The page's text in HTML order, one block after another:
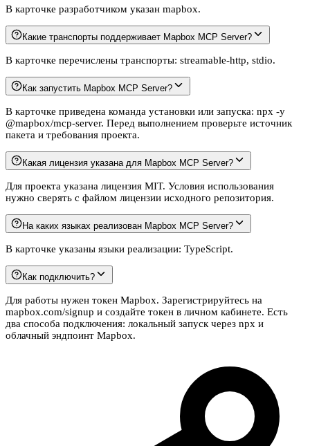
В карточке разработчиком указан mapbox.
Какие транспорты поддерживает Mapbox MCP Server?
В карточке перечислены транспорты: streamable-http, stdio.
Как запустить Mapbox MCP Server?
В карточке приведена команда установки или запуска: npx -y
@mapbox/mcp-server. Перед выполнением проверьте источник
пакета и требования проекта.
Какая лицензия указана для Mapbox MCP Server?
Для проекта указана лицензия MIT. Условия использования
нужно сверять с файлом лицензии исходного репозитория.
На каких языках реализован Mapbox MCP Server?
В карточке указаны языки реализации: TypeScript.
Как подключить?
Для работы нужен токен Mapbox. Зарегистрируйтесь на
mapbox.com/signup и создайте токен в личном кабинете. Есть
два способа подключения: локальный запуск через npx и
облачный эндпоинт Mapbox.